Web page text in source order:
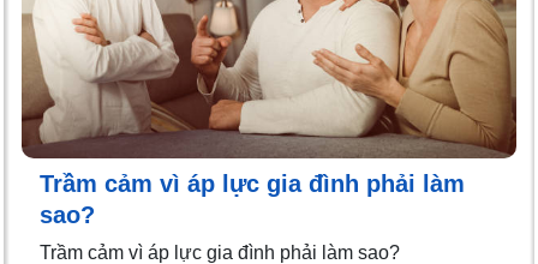
Trầm cảm vì áp lực gia đình phải làm
sao?
Trầm cảm vì áp lực gia đình phải làm sao?